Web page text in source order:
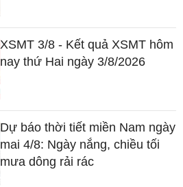
XSMT 3/8 - Kết quả XSMT hôm
nay thứ Hai ngày 3/8/2026
Dự báo thời tiết miền Nam ngày
mai 4/8: Ngày nắng, chiều tối
mưa dông rải rác